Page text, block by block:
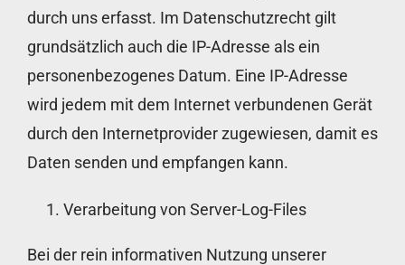
durch uns erfasst. Im Datenschutzrecht gilt
grundsätzlich auch die IP-Adresse als ein
personenbezogenes Datum. Eine IP-Adresse
wird jedem mit dem Internet verbundenen Gerät
durch den Internetprovider zugewiesen, damit es
Daten senden und empfangen kann.
Verarbeitung von Server-Log-Files
Bei der rein informativen Nutzung unserer